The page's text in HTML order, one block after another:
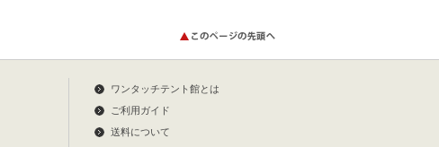
ワンタッチテント館とは
ご利用ガイド
送料について